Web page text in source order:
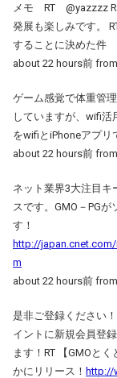
メモ RT @yazzzz
発展も楽しみです。
することに決めた件
about 22 hours前
ゲーム感覚で体重管
していますが、wifi活
をwifiとiPhoneアプリ
about 22 hours前
ネット業界3大注目キ
スです。GMO－PG
す！
http://
m
about 22 hours前
是非ご登録ください
イントに新規会員登
ます！RT 【GMOと
かにリリース！ http://